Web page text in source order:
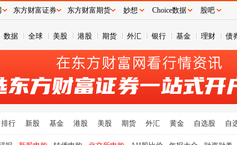
数据 全球 美股 港股 期货 外汇 银行 基金 理财 债
排行 新股 基金 港股 美股 期货 外汇 黄金 自选股 自
东方财富证券 东方财富期货 妙想 Choice数据 股吧